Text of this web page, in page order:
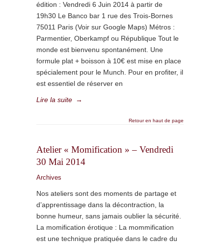
édition : Vendredi 6 Juin 2014 à partir de
19h30 Le Banco bar 1 rue des Trois-Bornes
75011 Paris (Voir sur Google Maps) Métros :
Parmentier, Oberkampf ou République Tout le
monde est bienvenu spontanément. Une
formule plat + boisson à 10€ est mise en place
spécialement pour le Munch. Pour en profiter, il
est essentiel de réserver en
Lire la suite →
Retour en haut de page
Atelier « Momification » – Vendredi
30 Mai 2014
Archives
Nos ateliers sont des moments de partage et
d’apprentissage dans la décontraction, la
bonne humeur, sans jamais oublier la sécurité.
La momification érotique : La mommification
est une technique pratiquée dans le cadre du